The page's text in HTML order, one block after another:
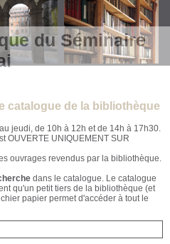
du Séminaire
catalogue de la bibliothèque
jeudi, de 10h à 12h et de 14h à 17h30.
OUVERTE UNIQUEMENT SUR
ouvrages revendus par la bibliothèque.
dans le catalogue. Le catalogue
qu'un petit tiers de la bibliothèque (et
papier permet d'accéder à tout le